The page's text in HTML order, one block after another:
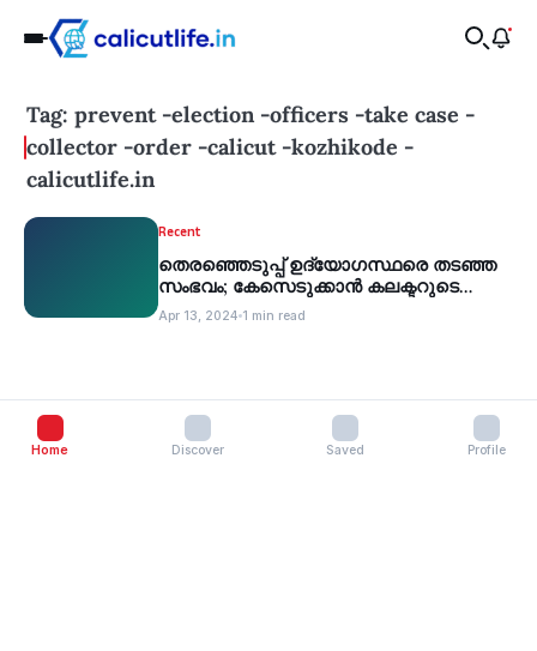
Tag: prevent -election -officers -take case -
collector -order -calicut -kozhikode -
calicutlife.in
Recent
തെരഞ്ഞെടുപ്പ് ഉദ്യോഗസ്ഥരെ തടഞ്ഞ
സംഭവം; കേസെടുക്കാന്‍ കലക്ടറുടെ
നിര്‍ദ്ദേശം
Apr 13, 2024 1 min read
Home Discover Saved Profile